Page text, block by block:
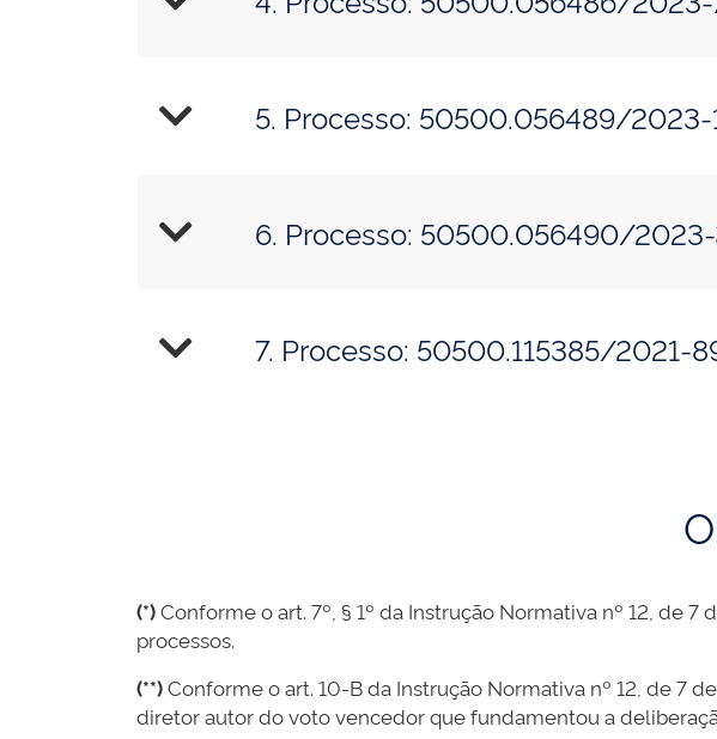
5. Processo: 50500.056489/2023-
6. Processo: 50500.056490/2023-
7. Processo: 50500.115385/2021-
(*)Conforme o art. 7º, § 1º da Instrução Normativa nº 12, de
processos.
(**)Conforme o art. 10-B da Instrução Normativa nº 12, de 7
diretor autor do voto vencedor que fundamentou a